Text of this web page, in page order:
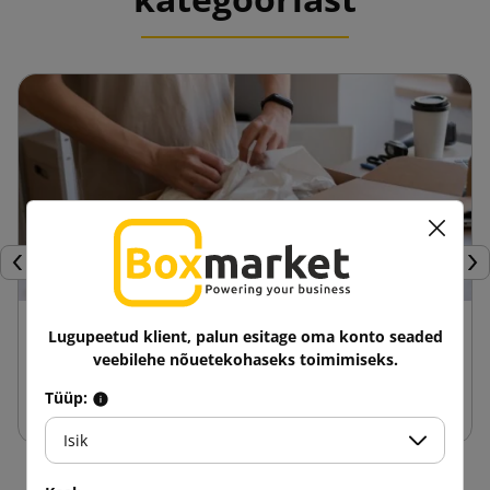
Eelmine
24 aprill 2025
Fasonkarbide eelised võrreldes teiste
pakenditega
Lugupeetud klient, palun esitage oma konto seaded
veebilehe nõuetekohaseks toimimiseks.
Tüüp:
Isik